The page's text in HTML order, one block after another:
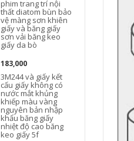
phim trang trí nội
thất diatom bùn bảo
vệ màng sơn khiên
giấy và băng giấy
sơn vải băng keo
giấy da bò
183,000
3M244 và giấy kết
cấu giấy không có
nước mắt khủng
khiếp màu vàng
nguyên bản nhập
khẩu băng giấy
nhiệt độ cao băng
keo giấy 5f